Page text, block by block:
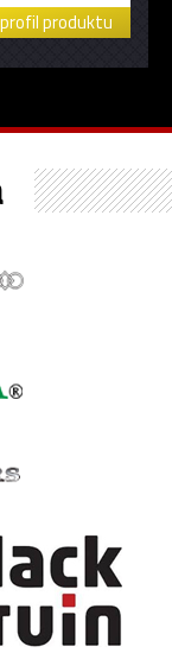
profil produktu